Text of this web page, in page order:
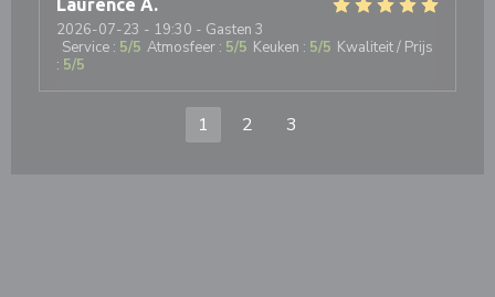
Laurence A
2026-07-23 - 19:30 - Gasten 3
Service : 5/5 Atmosfeer : 5/5 Keuken : 5/5 Kwaliteit / Prijs
: 5/5
1 2 3